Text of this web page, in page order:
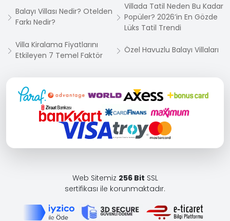
Balayı Villası Nedir? Otelden
Farkı Nedir?
Villada Tatil Neden Bu Kadar
Popüler? 2026’in En Gözde
Lüks Tatil Trendi
Villa Kiralama Fiyatlarını
Etkileyen 7 Temel Faktör
Özel Havuzlu Balayı Villaları
Web Sitemiz 256 Bit SSL
sertifikası ile korunmaktadır.